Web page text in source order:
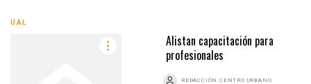
UAL
Alistan capacitación para
profesionales
REDACCIÓN CENTRO URBANO